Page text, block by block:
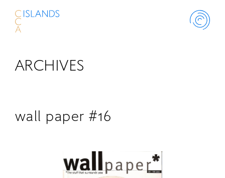
ABOUT
LIBRARY
ARCHIVES
wall paper #16